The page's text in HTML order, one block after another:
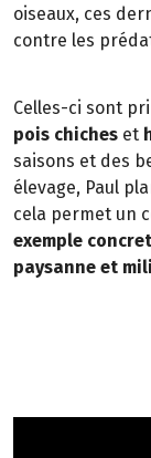
oiseaux, ces
contre les
Celles-ci sont
pois chiches et
saisons et des
élevage, Paul
cela permet un
exemple
paysanne et